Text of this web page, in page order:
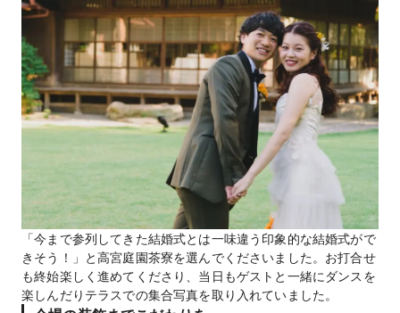
「今まで参列してきた結婚式とは一味違う印象的な結婚式がで
きそう！」と高宮庭園茶寮を選んでくださいました。お打合せ
も終始楽しく進めてくださり、当日もゲストと一緒にダンスを
楽しんだりテラスでの集合写真を取り入れていました。